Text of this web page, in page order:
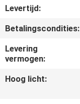
SITEMAP
PRIVACY
Levertijd:
Betalingscondities:
Levering
vermogen:
Hoog licht: